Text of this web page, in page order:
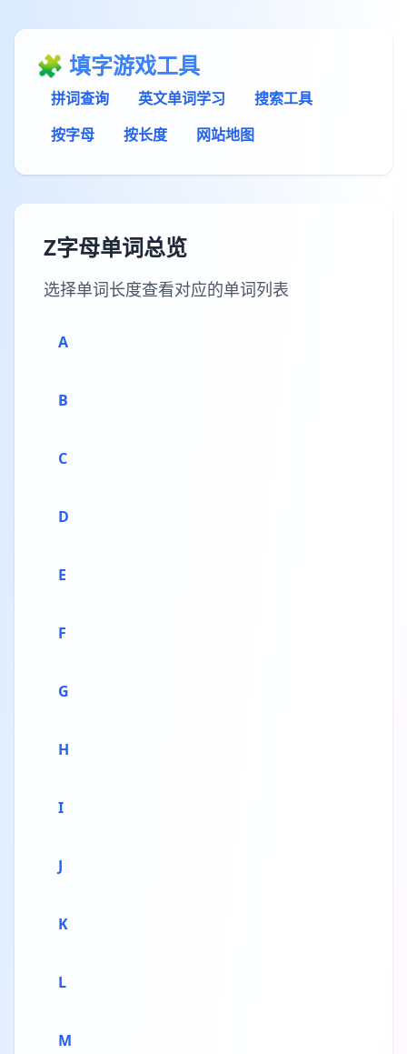
🧩 填字游戏工具
拼词查询 英文单词学习
搜索工具
按字母
按长度 网站地图
Z字母单词总览
选择单词长度查看对应的单词列表
A
B
C
D
E
F
G
H
I
J
K
L
M